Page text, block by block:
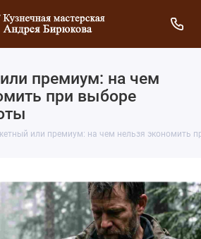
премиум: на чем
при выборе
или премиум: на чем нельзя экономить